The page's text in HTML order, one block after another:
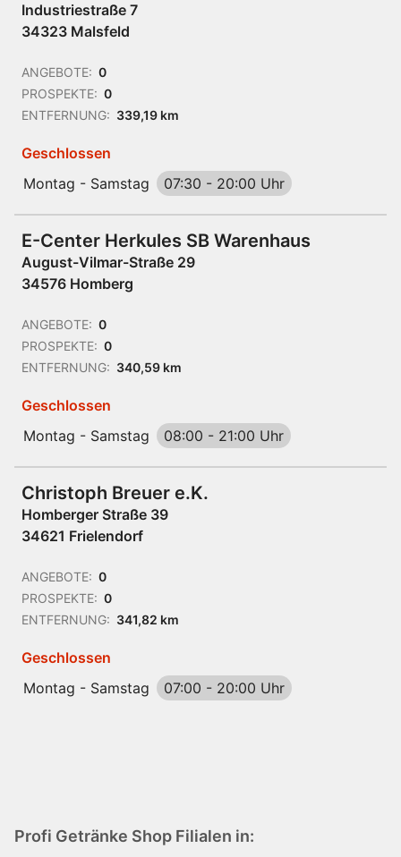
Industriestraße 7
34323 Malsfeld
ANGEBOTE: 0
PROSPEKTE: 0
ENTFERNUNG: 339,19 km
Geschlossen
Montag - Samstag
07:30 - 20:00 Uhr
E-Center Herkules SB Warenhaus
August-Vilmar-Straße 29
34576 Homberg
ANGEBOTE: 0
PROSPEKTE: 0
ENTFERNUNG: 340,59 km
Geschlossen
Montag - Samstag
08:00 - 21:00 Uhr
Christoph Breuer e.K.
Homberger Straße 39
34621 Frielendorf
ANGEBOTE: 0
PROSPEKTE: 0
ENTFERNUNG: 341,82 km
Geschlossen
Montag - Samstag
07:00 - 20:00 Uhr
Profi Getränke Shop Filialen in: